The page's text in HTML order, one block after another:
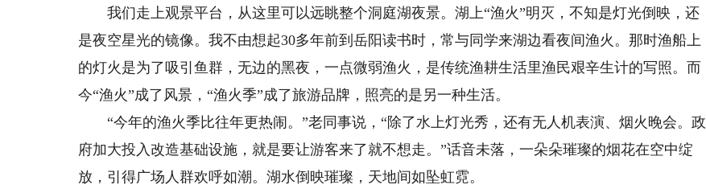
我们走上观景平台，从这里可以远眺整个洞庭湖夜景。湖上“渔火”明灭，不知是灯光倒映，还
是夜空星光的镜像。我不由想起30多年前到岳阳读书时，常与同学来湖边看夜间渔火。那时渔船上
的灯火是为了吸引鱼群，无边的黑夜，一点微弱渔火，是传统渔耕生活里渔民艰辛生计的写照。而
今“渔火”成了风景，“渔火季”成了旅游品牌，照亮的是另一种生活。
“今年的渔火季比往年更热闹。”老同事说，“除了水上灯光秀，还有无人机表演、烟火晚会。政
府加大投入改造基础设施，就是要让游客来了就不想走。”话音未落，一朵朵璀璨的烟花在空中绽
放，引得广场人群欢呼如潮。湖水倒映璀璨，天地间如坠虹霓。